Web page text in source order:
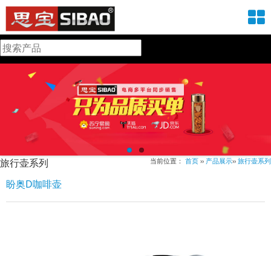
旅行壶系列 当前位置： 首页 ›› 产品展示›› 旅行壶系列
盼奥D咖啡壶